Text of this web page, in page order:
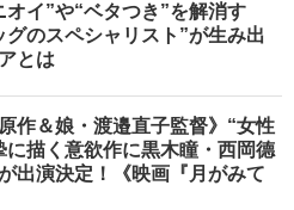
オイ”や“ベタつき”を解消す
グのスペシャリスト”が生み出
とは
作＆娘・渡邉直子監督》“女性
に描く意欲作に黒木瞳・西岡德
出演決定！《映画『月がみて